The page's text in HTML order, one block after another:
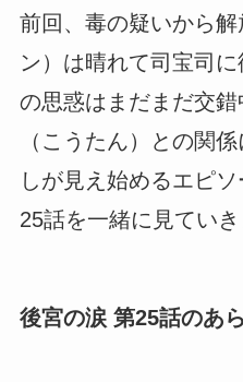
前回、毒の疑いから
ン）は晴れて司宝司
の思惑はまだまだ交
（こうたん）との関
しが見え始めるエピ
25話を一緒に見ていき
後宮の涙 第25話のあ